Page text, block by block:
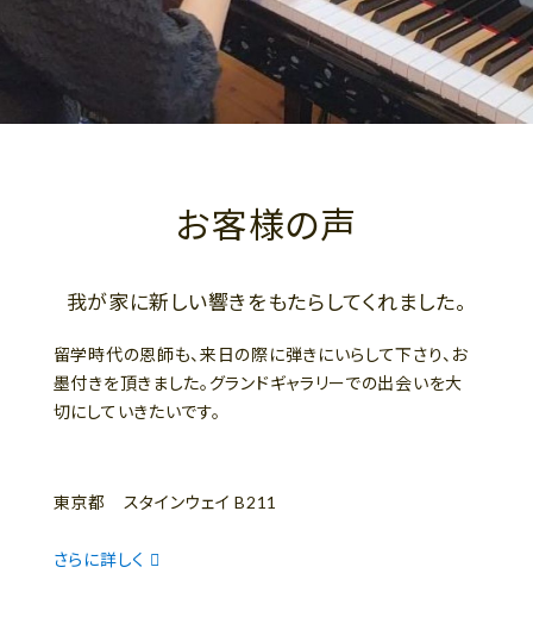
お客様の声
我が家に新しい響きをもたらしてくれました。
留学時代の恩師も、来日の際に弾きにいらして下さり、お
墨付きを頂きました。グランドギャラリーでの出会いを大
切にしていきたいです。
東京都 スタインウェイ B211
さらに詳しく